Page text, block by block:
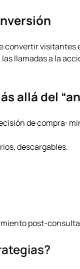
convertir visitantes
llamadas a la
allá del
de compra:
descargables.
post-